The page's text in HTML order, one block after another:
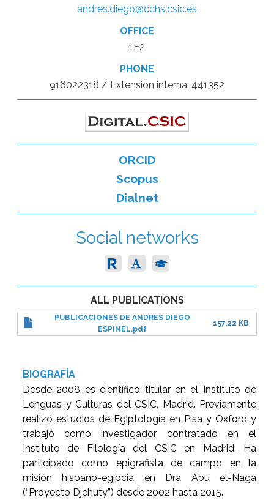
andres.diego@cchs.csic.es
OFFICE
1E2
PHONE
916022318 / Extensión interna: 441352
ORCID
Scopus
Dialnet
Social networks
ALL PUBLICATIONS
PUBLICACIONES DE ANDRES DIEGO
ESPINEL.pdf
157.22 KB
BIOGRAFÍA
Desde 2008 es científico titular en el Instituto de
Lenguas y Culturas del CSIC, Madrid. Previamente
realizó estudios de Egiptología en Pisa y Oxford y
trabajó como investigador contratado en el
Instituto de Filología del CSIC en Madrid. Ha
participado como epigrafista de campo en la
misión hispano-egipcia en Dra Abu el-Naga
(“Proyecto Djehuty”) desde 2002 hasta 2015.